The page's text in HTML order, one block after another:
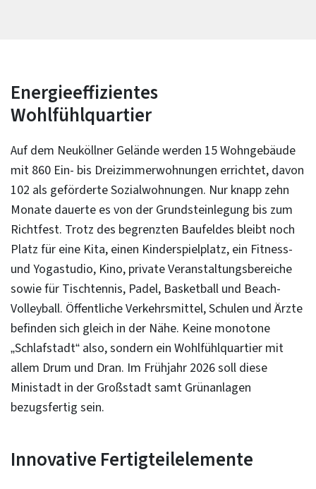
Energieeffizientes
Wohlfühlquartier
Auf dem Neuköllner Gelände werden 15 Wohngebäude
mit 860 Ein- bis Dreizimmerwohnungen errichtet, davon
102 als geförderte Sozialwohnungen. Nur knapp zehn
Monate dauerte es von der Grundsteinlegung bis zum
Richtfest. Trotz des begrenzten Baufeldes bleibt noch
Platz für eine Kita, einen Kinderspielplatz, ein Fitness-
und Yogastudio, Kino, private Veranstaltungsbereiche
sowie für Tischtennis, Padel, Basketball und Beach-
Volleyball. Öffentliche Verkehrsmittel, Schulen und Ärzte
befinden sich gleich in der Nähe. Keine monotone
„Schlafstadt“ also, sondern ein Wohlfühlquartier mit
allem Drum und Dran. Im Frühjahr 2026 soll diese
Ministadt in der Großstadt samt Grünanlagen
bezugsfertig sein.
Innovative Fertigteilelemente